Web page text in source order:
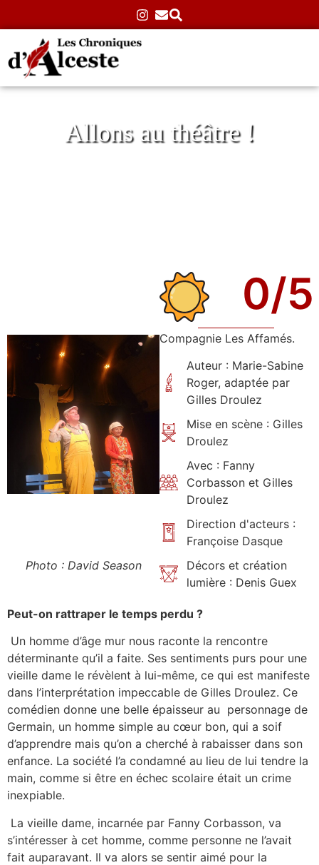
Allons au théâtre !
Photo : David Season
0/5
Compagnie Les Affamés.
Auteur : Marie-Sabine
Roger, adaptée par
Gilles Droulez
Mise en scène : Gilles
Droulez
Avec : Fanny
Corbasson et Gilles
Droulez
Direction d'acteurs :
Françoise Dasque
Décors et création
lumière : Denis Guex
Peut-on rattraper le temps perdu ?
Un homme d’âge mur nous raconte la rencontre
déterminante qu’il a faite. Ses sentiments purs pour une
vieille dame le révèlent à lui-même, ce qui est manifeste
dans l’interprétation impeccable de Gilles Droulez. Ce
comédien donne une belle épaisseur au personnage de
Germain, un homme simple au cœur bon, qui a soif
d’apprendre mais qu’on a cherché à rabaisser dans son
enfance. La société l’a condamné au lieu de lui tendre la
main, comme si être en échec scolaire était un crime
inexpiable.
La vieille dame, incarnée par Fanny Corbasson, va
s’intéresser à cet homme, comme personne ne l’avait
fait auparavant. Il va alors se sentir aimé pour la